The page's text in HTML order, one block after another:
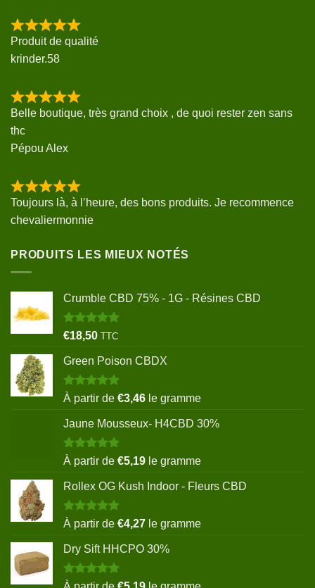
Produit de qualité
krinder.58
Belle boutique, très grand choix , de quoi rester zen sans
thc
Pépou Alex
Toujours là, à l’heure, des bons produits. Je recommence
chevaliermonnie
PRODUITS LES MIEUX NOTÉS
Crumble CBD 75% - 1G - Résines CBD
Note5.00
€18,50 TTC
Green Poison CBDX
Note5.00
sur 5
À partir de €3,46 le gramme
Jaune Mousseux- H4CBD 30%
Note5.00
sur 5
À partir de €5,19 le gramme
Rollex OG Kush Indoor - Fleurs CBD
Note5.00
sur 5
À partir de €4,27 le gramme
Dry Sift HHCPO 30%
Note5.00